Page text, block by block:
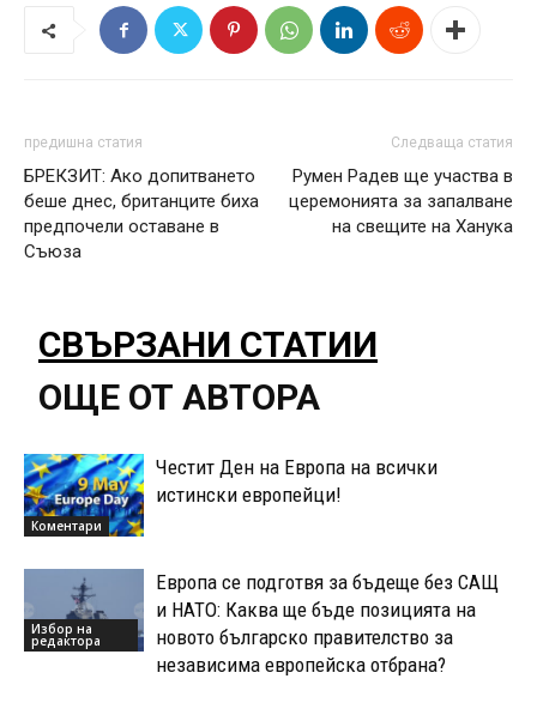
предишна статия
БРЕКЗИТ: Ако допитването
беше днес, британците биха
предпочели оставане в
Съюза
Следваща статия
Румен Радев ще участва в
церемонията за запалване
на свещите на Ханука
СВЪРЗАНИ СТАТИИ
ОЩЕ ОТ АВТОРА
Коментари
Честит Ден на Европа на всички
истински европейци!
Избор на
редактора
Европа се подготвя за бъдеще без САЩ
и НАТО: Каква ще бъде позицията на
новото българско правителство за
независима европейска отбрана?